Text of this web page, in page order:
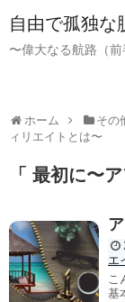
自由で孤独な
〜偉大なる航路（
ホーム その
ィリエイトとは〜
「 最初に〜
エ
こ
基